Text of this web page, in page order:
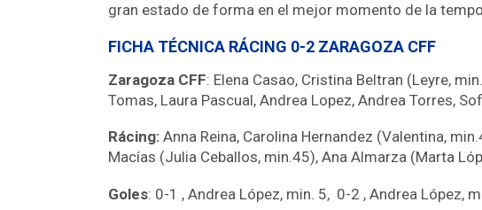
gran estado de forma en el mejor momento de la
FICHA TÉCNICA RÁCING 0-2 ZARAGOZA CFF
Zaragoza CFF: Elena Casao, Cristina Beltran (Leyre,
Tomas, Laura Pascual, Andrea Lopez, Andrea Torres,
Rácing: Anna Reina, Carolina Hernandez (Valentina,
Macías (Julia Ceballos, min.45), Ana Almarza (Marta
Goles: 0-1 , Andrea López, min. 5, 0-2 , Andrea López,